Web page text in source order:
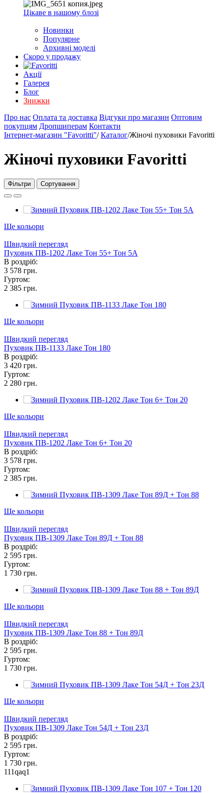
Цікаве в нашому блозі
Новинки
Популярне
Архивні моделі
Скоро у продажу
Акції
Галерея
Блог
Знижки
Про нас Оплата та доставка Відгуки про магазин Оптовим
покупцям Дропшиперам Контакти
Інтернет-магазин "Favoritti"/ Каталог/Жіночі пуховики Favoritti
Жіночі пуховики Favoritti
Фільтри Сортування
Ще кольори
Швидкий перегляд
Пуховик ПВ-1202 Лаке Тон 55+ Тон 5А
В роздріб:
3 578 грн.
Гуртом:
2 385 грн.
Ще кольори
Швидкий перегляд
Пуховик ПВ-1133 Лаке Тон 180
В роздріб:
3 420 грн.
Гуртом:
2 280 грн.
Ще кольори
Швидкий перегляд
Пуховик ПВ-1202 Лаке Тон 6+ Тон 20
В роздріб:
3 578 грн.
Гуртом:
2 385 грн.
Ще кольори
Швидкий перегляд
Пуховик ПВ-1309 Лаке Тон 89Д + Тон 88
В роздріб:
2 595 грн.
Гуртом:
1 730 грн.
Ще кольори
Швидкий перегляд
Пуховик ПВ-1309 Лаке Тон 88 + Тон 89Д
В роздріб:
2 595 грн.
Гуртом:
1 730 грн.
Ще кольори
Швидкий перегляд
Пуховик ПВ-1309 Лаке Тон 54Д + Тон 23Д
В роздріб:
2 595 грн.
Гуртом:
1 730 грн.
111qaq1